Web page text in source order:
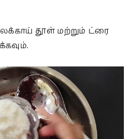
தூள் மற்றும் ட்ரை